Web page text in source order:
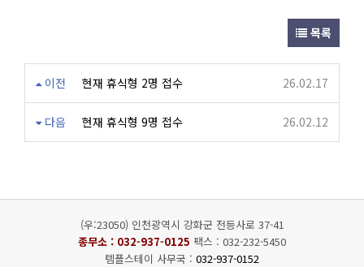
목록
이전 현재 휴식형 2명 접수 26.02.17
다음 현재 휴식형 9명 접수 26.02.12
(우:23050) 인천광역시 강화군 전등사로 37-41
종무소 : 032-937-0125 팩스 : 032-232-5450
템플스테이 사무국 : 032-937-0152